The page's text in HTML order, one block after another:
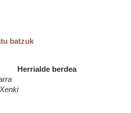
batzuk
Herrialde berdea
Xenki